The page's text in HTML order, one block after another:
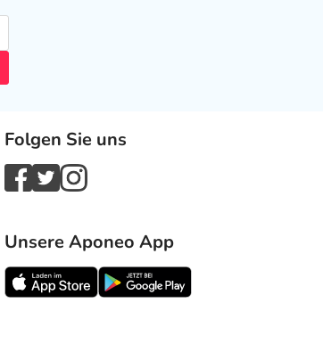
Folgen Sie uns
Unsere Aponeo App